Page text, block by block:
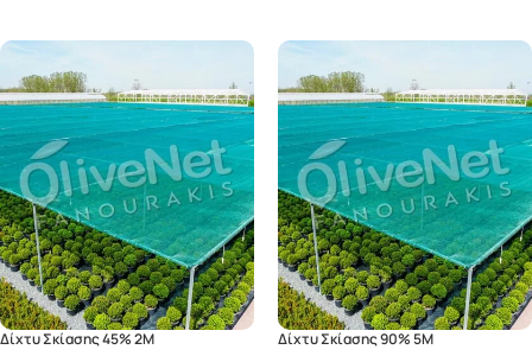
Δίχτυ Σκίασης 45% 2Μ Δίχτυ Σκίασης 90% 5Μ